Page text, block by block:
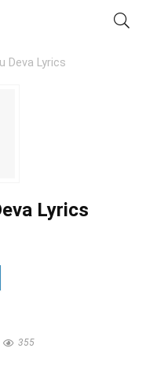
Deva Lyrics
Lyrics
355